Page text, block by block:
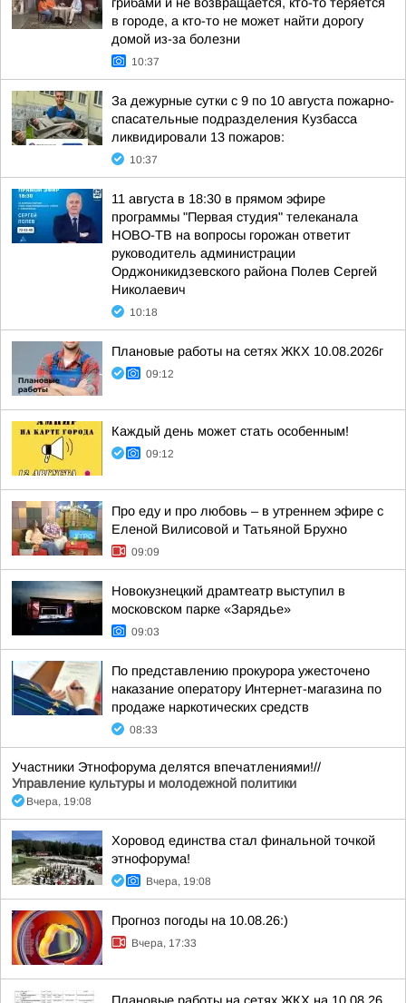
в городе, а кто-то не может найти дорогу
домой из-за болезни
10:37
За дежурные сутки с 9 по 10 августа пожарно-
спасательные подразделения Кузбасса
ликвидировали 13 пожаров:
10:37
11 августа в 18:30 в прямом эфире
программы "Первая студия" телеканала
НОВО-ТВ на вопросы горожан ответит
руководитель администрации
Орджоникидзевского района Полев Сергей
Николаевич
10:18
Плановые работы на сетях ЖКХ 10.08.2026г
09:12
Каждый день может стать особенным!
09:12
Про еду и про любовь – в утреннем эфире с
Еленой Вилисовой и Татьяной Брухно
09:09
Новокузнецкий драмтеатр выступил в
московском парке «Зарядье»
09:03
По представлению прокурора ужесточено
наказание оператору Интернет-магазина по
продаже наркотических средств
08:33
Участники Этнофорума делятся впечатлениями!//
Управление культуры и молодежной политики
Вчера, 19:08
Хоровод единства стал финальной точкой
этнофорума!
Вчера, 19:08
Прогноз погоды на 10.08.26:)
Вчера, 17:33